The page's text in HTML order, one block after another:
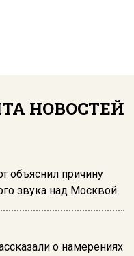
НОВОСТЕЙ
объяснил причину
звука над Москвой
о намерениях